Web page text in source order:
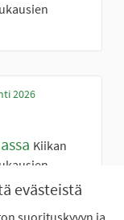
evästeistä
2026
Kiikan